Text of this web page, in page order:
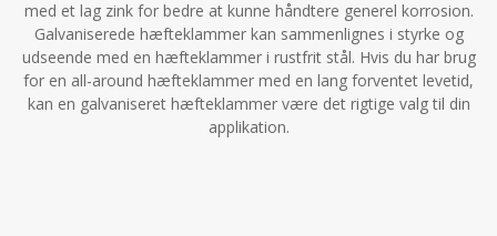
med et lag zink for bedre at kunne håndtere generel korrosion.
Galvaniserede hæfteklammer kan sammenlignes i styrke og
udseende med en hæfteklammer i rustfrit stål. Hvis du har brug
for en all-around hæfteklammer med en lang forventet levetid,
kan en galvaniseret hæfteklammer være det rigtige valg til din
applikation.